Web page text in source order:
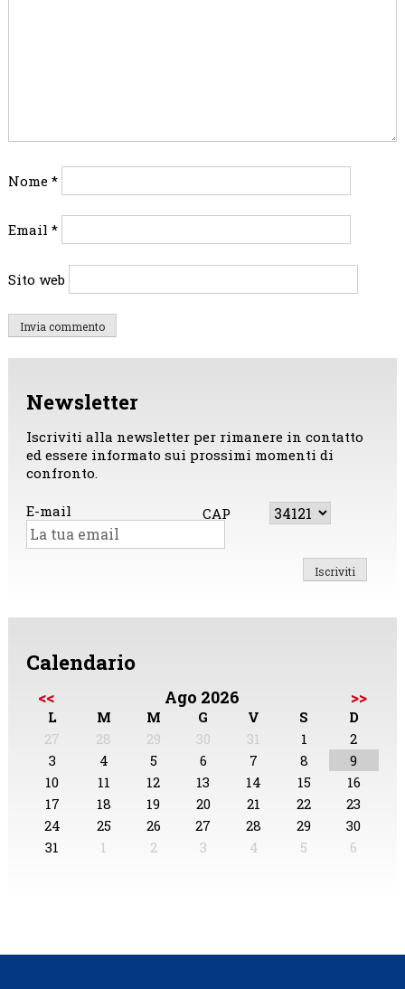
Nome *
Email *
Sito web
Newsletter
Iscriviti alla newsletter per rimanere in contatto
ed essere informato sui prossimi momenti di
confronto.
E-mail CAP
Calendario
<< Ago 2026 >>
L M M G V S
D
27
28 29 30 31 1
2
3
4 5 6 7 8
9
10
11 12 13 14 15
16
17
18 19 20 21 22
23
24
25 26 27 28 29
30
31
1 2 3 4 5 6